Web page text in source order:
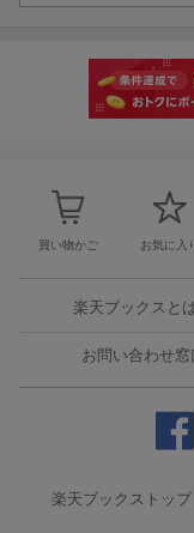
グレード: 中級
[17] 彼こそが海賊
グレード: 中級
買い物かご お気に入
楽天ブックスと
お問い合わせ窓
楽天ブックストップ